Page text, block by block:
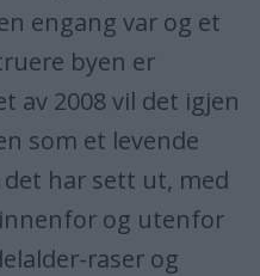
engang var og et
byen er
av 2008 vil det igjen
som et levende
har sett ut, med
og utenfor
raser og